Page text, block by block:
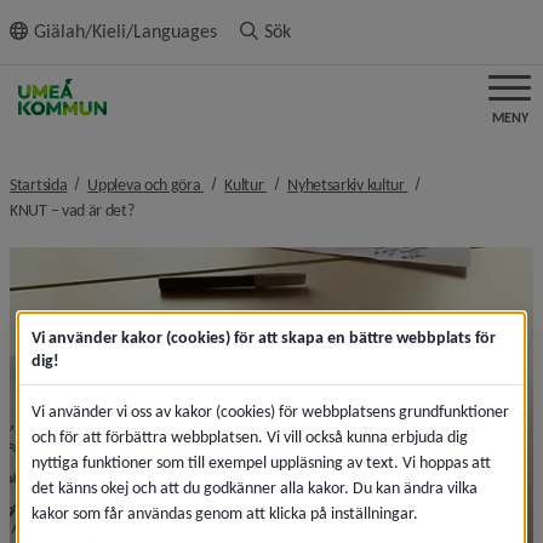
innehållet
Giälah/Kieli/Languages Sök
MENY
Startsida Uppleva och göra nivå i brödsmulenavigeringen
Kultur nivå i brödsmulenavigeringen
Nyhetsarkiv kultur nivå i
KNUT – vad är det?nivå i brödsmulenavigeringen
Vi använder kakor (cookies) för att skapa en bättre webbplats för
dig!
Vi använder vi oss av kakor (cookies) för webbplatsens grundfunktioner
och för att förbättra webbplatsen. Vi vill också kunna erbjuda dig
nyttiga funktioner som till exempel uppläsning av text. Vi hoppas att
det känns okej och att du godkänner alla kakor. Du kan ändra vilka
kakor som får användas genom att klicka på inställningar.